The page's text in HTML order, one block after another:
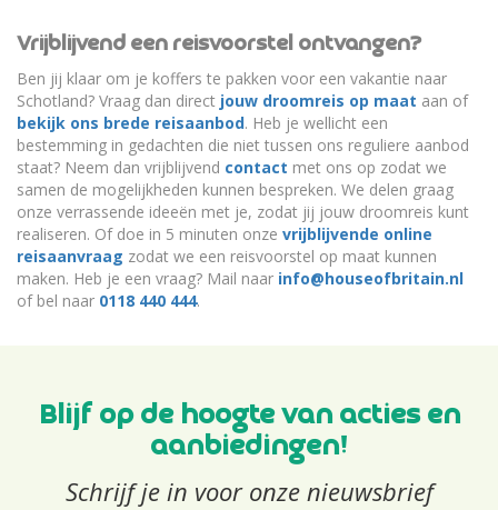
Vrijblijvend een reisvoorstel ontvangen?
Ben jij klaar om je koffers te pakken voor een vakantie naar
Schotland? Vraag dan direct jouw droomreis op maat aan of
bekijk ons brede reisaanbod. Heb je wellicht een
bestemming in gedachten die niet tussen ons reguliere aanbod
staat? Neem dan vrijblijvend contact met ons op zodat we
samen de mogelijkheden kunnen bespreken. We delen graag
onze verrassende ideeën met je, zodat jij jouw droomreis kunt
realiseren. Of doe in 5 minuten onze vrijblijvende online
reisaanvraag zodat we een reisvoorstel op maat kunnen
maken. Heb je een vraag? Mail naar info@houseofbritain.nl
of bel naar 0118 440 444.
Blijf op de hoogte van acties en
aanbiedingen!
Schrijf je in voor onze nieuwsbrief